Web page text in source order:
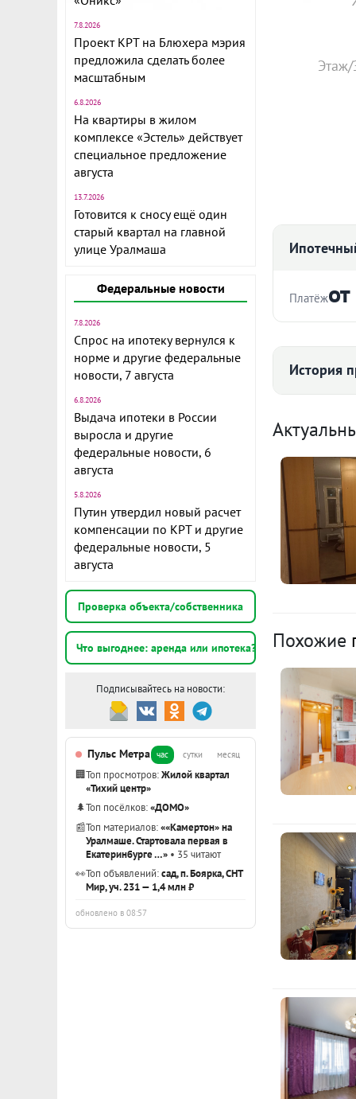
7.8.2026
Проект КРТ на Блюхера мэрия
предложила сделать более
масштабным
6.8.2026
На квартиры в жилом
комплексе «Эстель» действует
специальное предложение
августа
13.7.2026
Готовится к сносу ещё один
старый квартал на главной
улице Уралмаша
Федеральные новости
7.8.2026
Спрос на ипотеку вернулся к
норме и другие федеральные
новости, 7 августа
6.8.2026
Выдача ипотеки в России
выросла и другие
федеральные новости, 6
августа
5.8.2026
Путин утвердил новый расчет
компенсации по КРТ и другие
федеральные новости, 5
августа
Проверка объекта/собственника
Что выгоднее: аренда или ипотека?
Подписывайтесь на новости:
Пульс Метра час сутки месяц
🏢Топ просмотров:Жилой квартал
«Тихий центр»
🌲Топ посёлков:«ДОМО»
📰Топ материалов:««Камертон» на
Уралмаше. Стартовала первая в
Екатеринбурге …» • 35 читают
👀Топ объявлений:сад, п. Боярка, СНТ
Мир, уч. 231 — 1,4 млн ₽
обновлено в 08:57
Этаж/
районе
гарнитур,
Остановка в
магазины
садики.
показать в
объекту в
Платёж
Расчёт по
История
112
II
Похожие